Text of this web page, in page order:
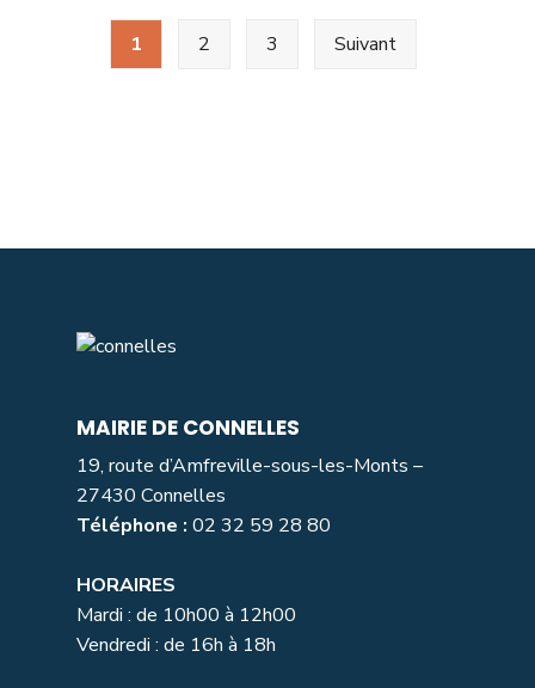
NOEL
Pagination
1 2 3 Suivant
MAIRIE DE CONNELLES
19, route d’Amfreville-sous-les-Monts –
27430 Connelles
Téléphone : 02 32 59 28 80
HORAIRES
Mardi : de 10h00 à 12h00
Vendredi : de 16h à 18h